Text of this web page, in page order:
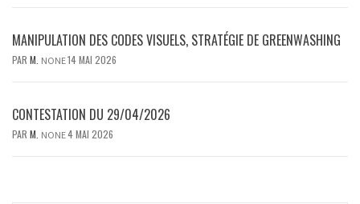
MANIPULATION DES CODES VISUELS, STRATÉGIE DE GREENWASHING
PAR M. NONE14 MAI 2026
CONTESTATION DU 29/04/2026
PAR M. NONE4 MAI 2026